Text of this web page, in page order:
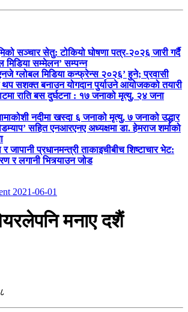
सञ्चार सेतु: टोकियो घोषणा पत्र-२०२६ जारी गर्दै
मिडिया सम्मेलन’ सम्पन्न
ग्लोबल मिडिया कन्फ्रेन्स २०२६’ हुने; प्रवासी
थप सशक्त बनाउन योगदान पुर्याउने आयोजकको तयारी
राति बस दुर्घटना : १७ जनाको मृत्यु, २४ जना
नदीमा खस्दा ६ जनाको मृत्यु, ७ जनाको उद्धार
सहित एनआरएनए अध्यक्षमा डा. हेमराज शर्माको
र जापानी प्रधानमन्त्री ताकाइचीबीच शिष्टाचार भेट:
र लगानी भित्र्याउन जोड
मनाए दशैं